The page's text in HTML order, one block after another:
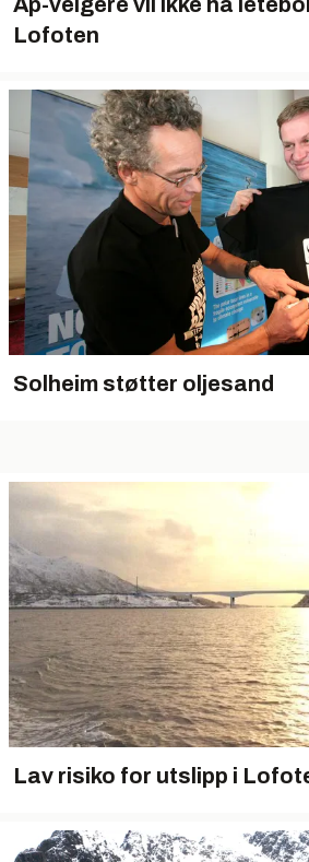
Lofoten
Solheim støtter oljesand
Lav risiko for utslipp i